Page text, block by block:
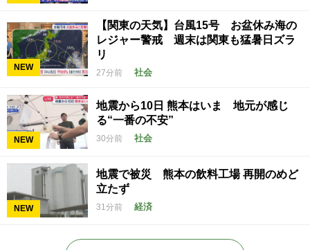
NEW
【関東の天気】台風15号 お盆休み海の
レジャー警戒 週末は関東も猛暑日ズラ
リ
27分前 社会
NEW
地震から10日 熊本はいま 地元が感じ
る“一番の不安”
30分前 社会
NEW
地震で被災 熊本の飲料工場 再開のめど
立たず
31分前 経済